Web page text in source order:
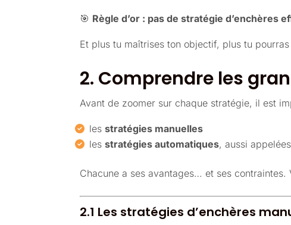
🎯 Règle d’or : pas de stratégie d’enchères
Et plus tu maîtrises ton objectif, plus tu
2. Comprendre les
Avant de zoomer sur chaque stratégie, il est
lesstratégies manuelles
lesstratégies automatiques, aussi
Chacune a ses avantages… et ses
2.1 Les stratégies d’enchères